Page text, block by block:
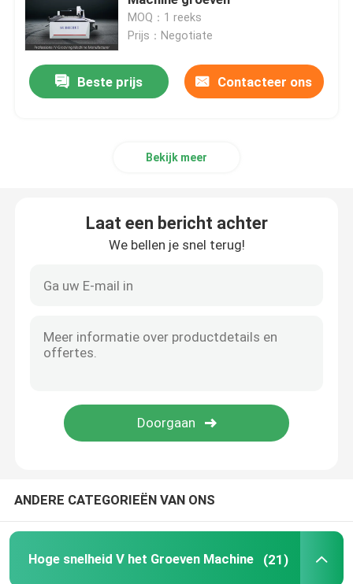
Horizontale V-Snijmachine
V de Machine van de Groefsnijder
CNC V Snijmachine
V Inlassende Machine
V Groefmachine voor Metaal
MOQ：1 reeks
Prijs：Negotiate
Beste prijs Contacteer ons
Bekijk meer
Laat een bericht achter
We bellen je snel terug!
ANDERE CATEGORIEËN VAN ONS
Hoge snelheid V het Groeven Machine (21)